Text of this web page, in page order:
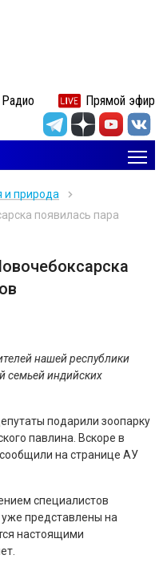
Радио Прямой эфир
и природа
появилась пара
нашей республики
семьей индийских
подарили зоопарку
павлина. Вскоре в
на странице АУ
специалистов
представлены на
настоящими